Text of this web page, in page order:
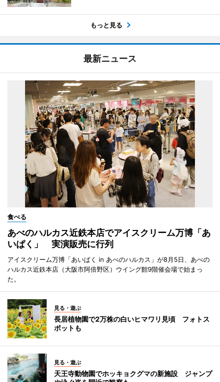
もっと見る
最新ニュース
食べる
あべのハルカス近鉄本店でアイスクリーム万博「あ
いぱく」 実演販売に行列
アイスクリーム万博「あいぱく in あべのハルカス」が8月5日、あべの
ハルカス近鉄本店（大阪市阿倍野区）ウイング館9階催会場で始まっ
た。
見る・遊ぶ
長居植物園で2万株の白いヒマワリ見頃 フォトス
ポットも
見る・遊ぶ
天王寺動物園でホッキョクグマの新施設 ジャンプ